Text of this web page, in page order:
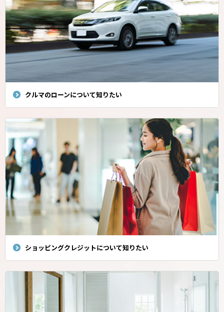
クルマのローンについて知りたい
ショッピングクレジットについて知りたい